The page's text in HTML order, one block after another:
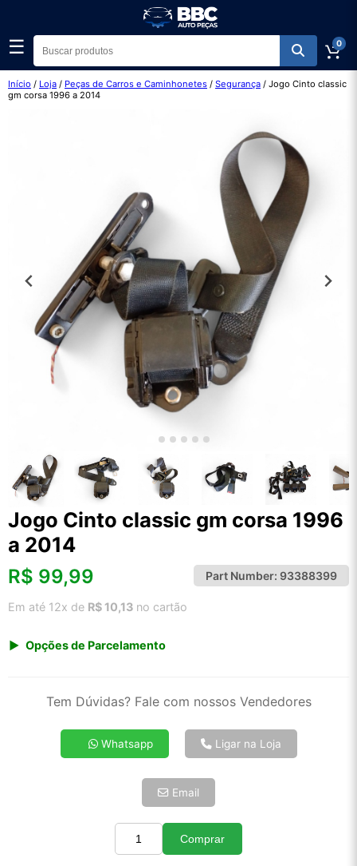
☰ 0
Início / Loja / Peças de Carros e Caminhonetes / Segurança / Jogo Cinto classic
gm corsa 1996 a 2014
Jogo Cinto classic gm corsa 1996
a 2014
R$ 99,99 Part Number: 93388399
Em até 12x de R$ 10,13 no cartão
Opções de Parcelamento
2x de R$ 53,81
4x de R$ 27,71
5x de R$ 22,46
Tem Dúvidas? Fale com nossos Vendedores
Whatsapp Ligar na Loja
Email
Quantidade
Comprar